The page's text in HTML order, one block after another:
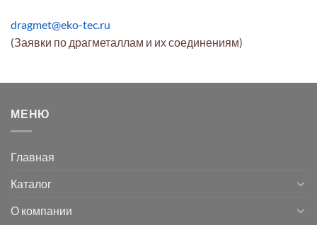
dragmet@eko-tec.ru
(Заявки по драгметаллам и их соединениям)
МЕНЮ
Главная
Каталог
О компании